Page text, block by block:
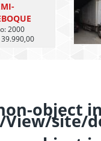
2000
39.990,00
object in
site/